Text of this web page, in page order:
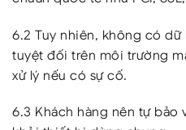
6.2 Tuy nhiên, không có
tuyệt đối trên môi trường
xử lý nếu có sự cố.
6.3 Khách hàng nên tự bảo